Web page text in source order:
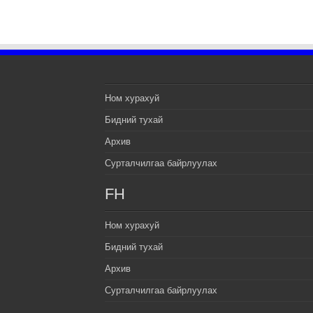
Ном хурахуй
Бидний тухай
Архив
Сурталчилгаа байрлуулах
FH
Ном хурахуй
Бидний тухай
Архив
Сурталчилгаа байрлуулах